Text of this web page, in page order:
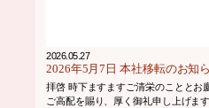
2026.05.27
2026年5月7日 本社移転のお知
拝啓 時下ますますご清栄のこととお
ご高配を賜り、厚く御礼申し上げま